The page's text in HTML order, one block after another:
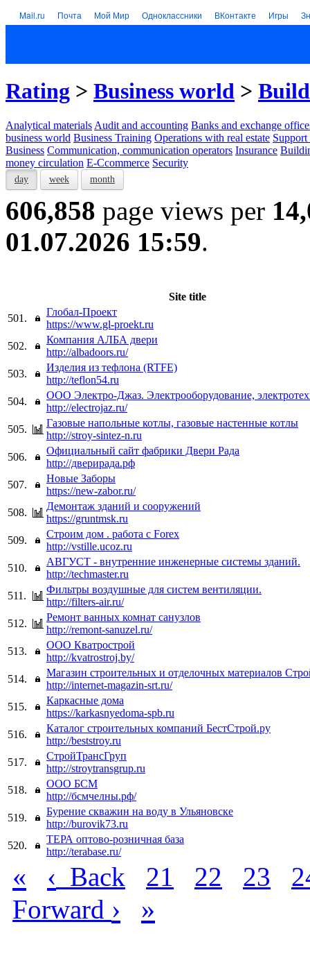
Mail.ru Почта Мой Мир Одноклассники ВКонтакте Игры
Rating > Business world >
Analytical materials Audit and accounting Banks and exchange
business world Business Training Operations with real estate Support
Business Communication, communication operators Insurance
money circulation E-Ccommerce Security
day week month
606,858 page views per
01.07.2026 15:59.
Site title
501.
Глобал-Проект
https://www.gl-proekt.ru
502.
Компания АЛБА двери
http://albadoors.ru/
503.
Изделия из тефлона (RTFE)
http://teflon54.ru
504.
ООО Электро-Джаз. Электрооборудование,
http://electrojaz.ru/
505.
Газовые напольные котлы, газовые настенные котлы
http://stroy-sintez-n.ru
506.
Официальный сайт фабрики Двери Рада
http://дверирада.рф
507.
Новые Заборы
https://new-zabor.ru/
508.
Демонтаж зданий и сооружений
https://gruntmsk.ru
509.
Строим дом . работа с Forex
http://vstille.ucoz.ru
510.
АВГУСТ - внутренние инженерные системы зданий.
http://techmaster.ru
511.
Фильтры воздушные для систем вентиляции.
http://filters-air.ru/
512.
Ремонт ванных комнат санузлов
http://remont-sanuzel.ru/
513.
ООО Кватрострой
http://kvatrostroj.by/
514.
Магазин строительных и отделочных материалов
http://internet-magazin-srt.ru/
515.
Каркасные дома
https://karkasnyedoma-spb.ru
516.
Каталог строительных компаний БестСтрой.ру
http://beststroy.ru
517.
СтройТрансГруп
http://stroytransgrup.ru
518.
ООО БСМ
http://бсмчелны.рф/
519.
Бурение скважин на воду в Ульяновске
http://burovik73.ru
520.
ТЕРА оптово-розничная база
http://terabase.ru/
« ‹ Back 21 22 23
Forward › »